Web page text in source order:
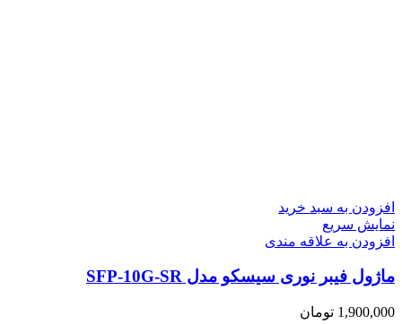
افزودن به سبد خرید
نمایش سریع
افزودن به علاقه مندی
ماژول فیبر نوری سیسکو مدل SFP-10G-SR
1,900,000 تومان